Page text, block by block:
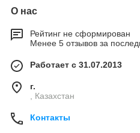
О нас
Рейтинг не сформирован
Менее 5 отзывов за
Работает с 31.07.2013
г.
, Казахстан
Контакты